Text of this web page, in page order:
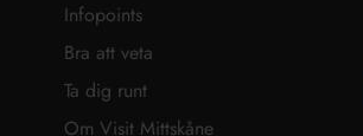
Infopoints
Bra att veta
Ta dig runt
Om Visit Mittskåne